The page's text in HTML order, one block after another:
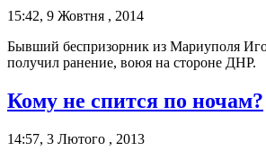
15:42, 9 Жовтня , 2014
Бывший беспризорник из Мариуполя
получил ранение, воюя на стороне ДНР.
Кому не спится по ночам?
14:57, 3 Лютого , 2013